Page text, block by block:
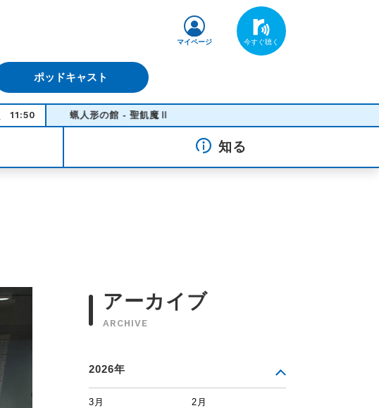
ポッドキャスト
マイページ
11:50 蝋人形の館 - 聖飢魔Ⅱ
知る
アーカイブ
ARCHIVE
2026年
3月 2月